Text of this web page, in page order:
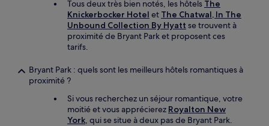
Tous deux très bien notés, les hôtels The
Knickerbocker Hotel et The Chatwal, In The
Unbound Collection By Hyatt se trouvent à
proximité de Bryant Park et proposent ces
tarifs.
Bryant Park : quels sont les meilleurs hôtels romantiques à
proximité ?
Si vous recherchez un séjour romantique, votre
moitié et vous apprécierez Royalton New
York, qui se situe à deux pas de Bryant Park.